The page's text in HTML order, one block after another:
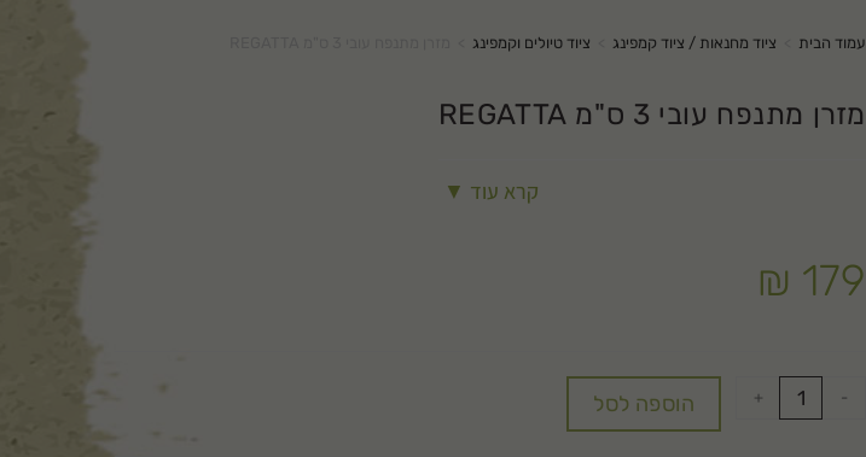
עמוד הבית ציוד מחנאות / ציוד קמפינג ציוד טיולים וקמפינג
מזרן מתנפח עובי 3 ס"מ REGATTA
קרא עוד ▼
₪ 179
-
+ הוספה לסל